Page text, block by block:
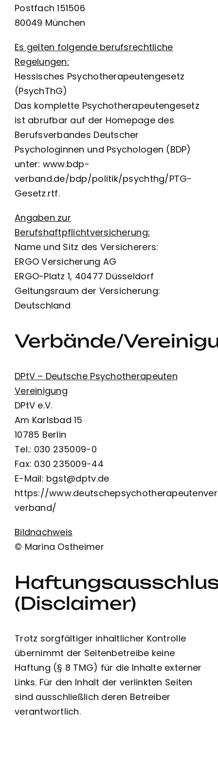
Postfach 151506
80049 München
Es gelten folgende berufsrechtliche
Regelungen:
Hessisches Psychotherapeutengesetz
(PsychThG)
Das komplette Psychotherapeutengesetz
ist abrufbar auf der Homepage des
Berufsverbandes Deutscher
Psychologinnen und Psychologen (BDP)
unter: www.bdp-
verband.de/bdp/politik/psychthg/PTG-
Gesetz.rtf.
Angaben zur
Berufshaftpflichtversicherung:
Name und Sitz des Versicherers:
ERGO Versicherung AG
ERGO-Platz 1, 40477 Düsseldorf
Geltungsraum der Versicherung:
Deutschland
Verbände/
DPtV – Deutsche Psychotherapeuten
Vereinigung
DPtV e.V.
Am Karlsbad 15
10785 Berlin
Tel.: 030 235009-0
Fax: 030 235009-44
E-Mail: bgst@dptv.de
https://
verband/
Bildnachweis
© Marina Ostheimer
(Disclaimer)
Trotz sorgfältiger inhaltlicher Kontrolle
übernimmt der Seitenbetreibe keine
Haftung (§ 8 TMG) für die Inhalte externer
Links. Für den Inhalt der verlinkten Seiten
sind ausschließlich deren Betreiber
verantwortlich.